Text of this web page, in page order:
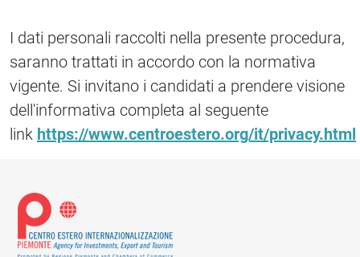
I dati personali raccolti nella presente procedura,
saranno trattati in accordo con la normativa
vigente. Si invitano i candidati a prendere visione
dell'informativa completa al seguente
link https://www.centroestero.org/it/privacy.html